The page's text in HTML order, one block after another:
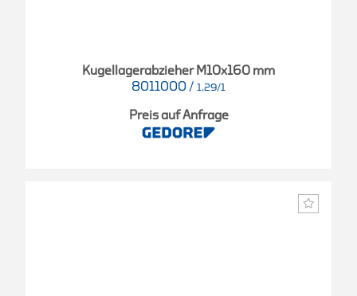
Kugellagerabzieher M10x160 mm
8011000 / 1.29/1
Preis auf Anfrage